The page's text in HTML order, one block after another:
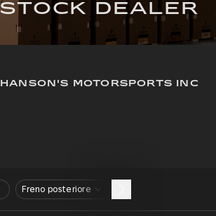
STOCK DEALER
HANSON'S MOTORSPORTS INC
Freno posteriore